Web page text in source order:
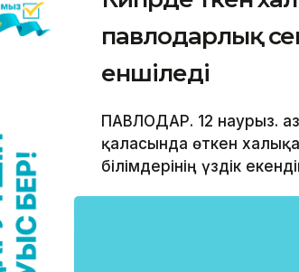
павлодарлық
еншіледі
ПАВЛОДАР. 12 наурыз.
қаласында өткен
білімдерінің үздік